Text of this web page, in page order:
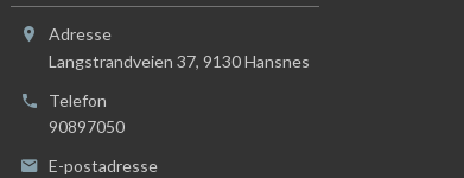
Adresse
Langstrandveien 37, 9130Hansnes
Telefon
90897050
E-postadresse